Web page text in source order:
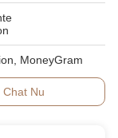
MoneyGram
Chat Nu